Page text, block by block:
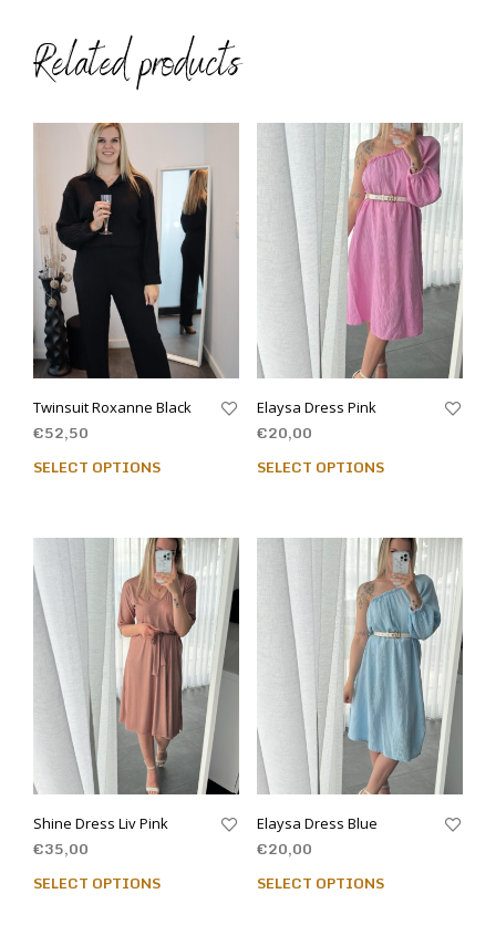
Related products
Twinsuit Roxanne Black
€52,50
SELECT OPTIONS
Elaysa Dress Pink
€20,00
SELECT OPTIONS
Shine Dress Liv Pink
€35,00
SELECT OPTIONS
Elaysa Dress Blue
€20,00
SELECT OPTIONS